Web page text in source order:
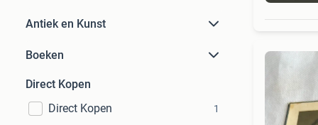
Antiek en Kunst
Boeken
Direct Kopen
Direct Kopen
1